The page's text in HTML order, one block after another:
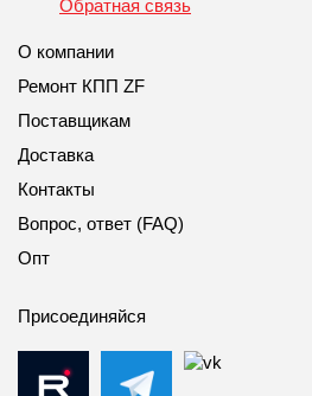
Обратная связь
О компании
Ремонт КПП ZF
Поставщикам
Доставка
Контакты
Вопрос, ответ (FAQ)
Опт
Присоединяйся